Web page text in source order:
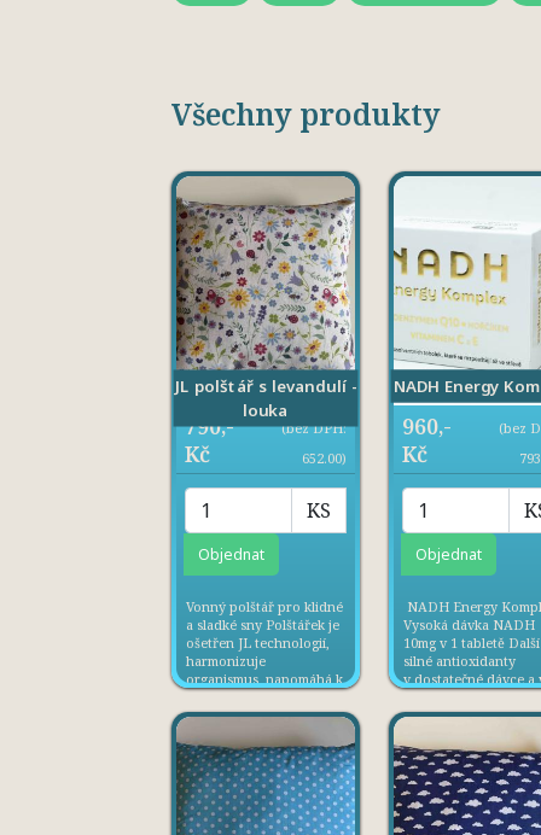
Všechny produkty
JL polštář s levandulí -
louka
790,-
Kč
(bez DPH:
652.00)
KS
Vonný polštář pro klidné
a sladké sny Polštářek je
ošetřen JL technologií,
harmonizuje
organismus, napomáhá k
lepšímu spánku.
Aktivace JL technologií
není časově omezena.
Polštářek má na sobě
snímatelný potah. Ten
doporučujeme prát v
případě potřeby na
šetrný ...
NADH Energy
960,-
Kč
(bez
NADH Energy
Vysoká dávka NADH
10mg v 1 tabletě Další
silné antioxidanty
v dostatečné dávce a
vysoce vstřebatelné
formě 30 tobolek,
zničením v žaludku
Popis produktu /Vše
produktu NADH
Komplex je rychlá,
a bezpečná ...